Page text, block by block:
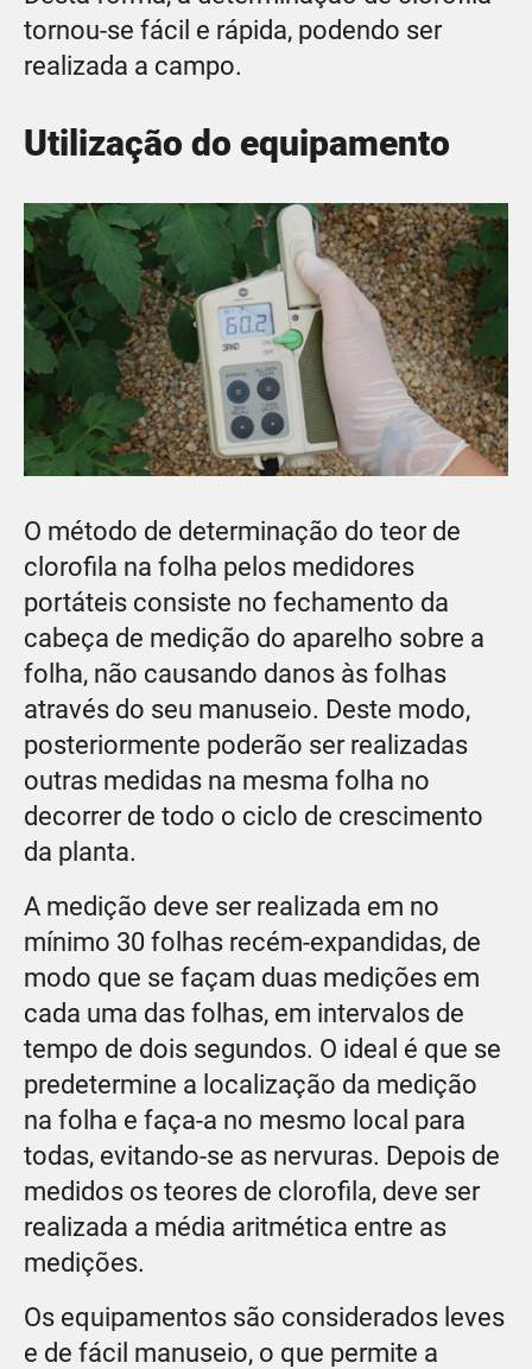
tornou-se fácil e rápida, podendo ser
realizada a campo.
Utilização do equipamento
O método de determinação do teor de
clorofila na folha pelos medidores
portáteis consiste no fechamento da
cabeça de medição do aparelho sobre a
folha, não causando danos às folhas
através do seu manuseio. Deste modo,
posteriormente poderão ser realizadas
outras medidas na mesma folha no
decorrer de todo o ciclo de crescimento
da planta.
A medição deve ser realizada em no
mínimo 30 folhas recém-expandidas, de
modo que se façam duas medições em
cada uma das folhas, em intervalos de
tempo de dois segundos. O ideal é que se
predetermine a localização da medição
na folha e faça-a no mesmo local para
todas, evitando-se as nervuras. Depois de
medidos os teores de clorofila, deve ser
realizada a média aritmética entre as
medições.
Os equipamentos são considerados leves
e de fácil manuseio, o que permite a